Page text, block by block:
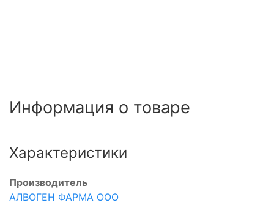
Информация о товаре
Характеристики
Производитель
АЛВОГЕН ФАРМА ООО